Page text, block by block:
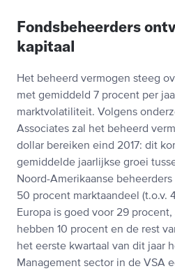
Fondsbeheerders
kapitaal
Het beheerd vermogen steeg
met gemiddeld 7 procent per
marktvolatiliteit. Volgens
Associates zal het beheerd
dollar bereiken eind 2017: dit
gemiddelde jaarlijkse groei
Noord-Amerikaanse
50 procent marktaandeel (t.o.v.
Europa is goed voor 29
hebben 10 procent en de rest
het eerste kwartaal van dit jaar
Management sector in de VSA